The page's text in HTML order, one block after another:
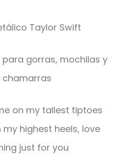
Taylor Swift
para gorras, mochilas y
chamarras
on my tallest tiptoes
my highest heels, love
just for you